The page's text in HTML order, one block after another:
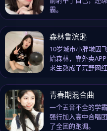
霸。
森林鲁滨逊
10岁城市小胖墩因
始森林，靠外卖
求生熬成了荒野网红
青春期混合曲
一个五音不全的学
强行加入高中合唱
了全团的跑调。